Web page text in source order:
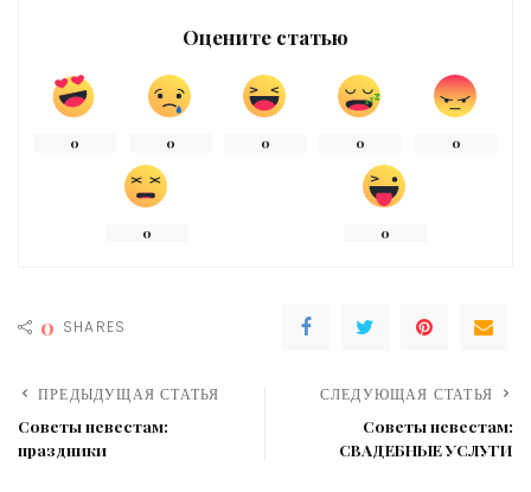
Оцените статью
0 0 0 0 0
0 0
0 SHARES
ПРЕДЫДУЩАЯ СТАТЬЯ
Советы невестам:
праздники
СЛЕДУЮЩАЯ СТАТЬЯ
Советы невестам:
СВАДЕБНЫЕ УСЛУГИ